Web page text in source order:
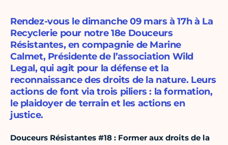
Rendez-vous le dimanche 09 mars à 17h à La
Recyclerie pour notre 18e Douceurs
Résistantes, en compagnie de Marine
Calmet, Présidente de l’association Wild
Legal, qui agit pour la défense et la
reconnaissance des droits de la nature. Leurs
actions de font via trois piliers : la formation,
le plaidoyer de terrain et les actions en
justice.
Douceurs Résistantes #18 : Former aux droits de la